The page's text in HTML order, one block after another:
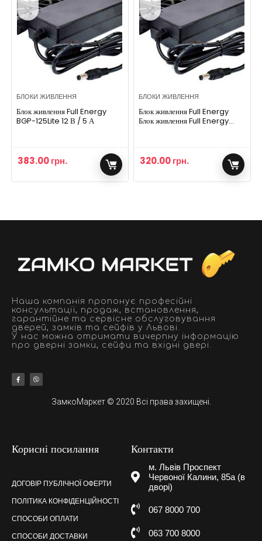
БЛОКИ ЖИВЛЕННЯ
Блок живлення Full Energy
BGP-125Lite 12 В / 5 А
383.00грн.
БЛОКИ ЖИВЛЕННЯ
Блок живлення Full Energy
Блок живлення Full Energy
320.00грн.
Наша компанія пропонує професійні
консультації, продаж, встановлення,
гарантійне та сервісне обслуговування
дверей, замків та сейфів у Львові.
У нас можна отримати вичерпну інформацію
про дверні замки, сейфи та вхідні двері.
ЗамкоМаркет © 2020 Всі права захищені.
Корисні посилання
ДОГОВІР ПУБЛІЧНОЇ ОФЕРТИ
ПОЛІТИКА КОНФІДЕНЦІЙНОСТІ
СПОСОБИ ОПЛАТИ
СПОСОБИ ДОСТАВКИ
Контакти
м. Львів Проспект
Червоної Калини, 85а (в
дворі)
067 8000 700
063 700 8000